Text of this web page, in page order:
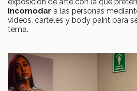
incomodar a las personas
videos, carteles y body paint para
tema.